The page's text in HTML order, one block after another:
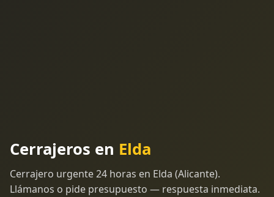
Cerrajeros en Elda
Cerrajero urgente 24 horas en Elda (Alicante).
Llámanos o pide presupuesto — respuesta inmediata.